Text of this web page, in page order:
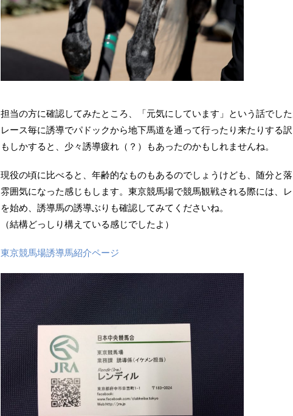
担当の方に確認してみたところ、「元気にしています」という話でし
レース毎に誘導でパドックから地下馬道を通って行ったり来たりする
もしかすると、少々誘導疲れ（？）もあったのかもしれませんね。
現役の頃に比べると、年齢的なものもあるのでしょうけども、随分と
雰囲気になった感じもします。東京競馬場で競馬観戦される際には、
を始め、誘導馬の誘導ぶりも確認してみてくださいね。
（結構どっしり構えている感じでしたよ）
東京競馬場誘導馬紹介ページ